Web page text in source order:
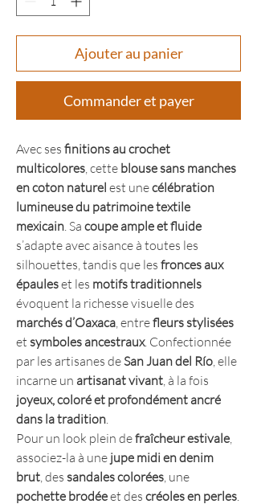
Ajouter au panier
Commander et payer
Avec ses finitions au crochet
multicolores, cette blouse sans manches
en coton naturel est unecélébration
lumineuse du patrimoine textile
mexicain. Sa coupe ample et fluide
s’adapte avec aisance à toutes les
silhouettes, tandis que les fronces aux
épauleset les motifs traditionnels
évoquent la richesse visuelle des
marchés d’Oaxaca, entrefleurs stylisées
et symboles ancestraux. Confectionnée
par les artisanes de San Juan del Río, elle
incarne un artisanat vivant, à la fois
joyeux, coloré et profondément ancré
dans la tradition.
Pour un look plein defraîcheur estivale,
associez-la à une jupe midi en denim
brut, des sandales colorées, une
pochette brodéeet des créoles en perles.